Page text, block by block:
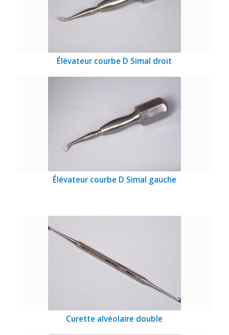
Élévateur courbe D Simal droit
Élévateur courbe D Simal gauche
Curette alvéolaire double